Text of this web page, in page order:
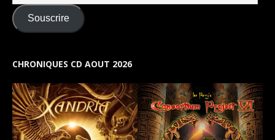
Souscrire
CHRONIQUES CD AOUT 2026